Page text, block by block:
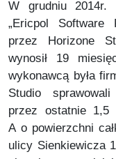
W grudniu 2014r.
„Ericpol Software
przez Horizone
wynosił 19
wykonawcą była
Studio
przez ostatnie 1,5
A o powierzchni
ulicy Sienkiewicza